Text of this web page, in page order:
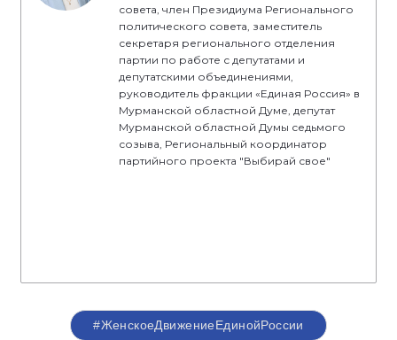
совета, член Президиума Регионального
политического совета, заместитель
секретаря регионального отделения
партии по работе с депутатами и
депутатскими объединениями,
руководитель фракции «Единая Россия» в
Мурманской областной Думе, депутат
Мурманской областной Думы седьмого
созыва, Региональный координатор
партийного проекта "Выбирай свое"
#ЖенскоеДвижениеЕдинойРоссии